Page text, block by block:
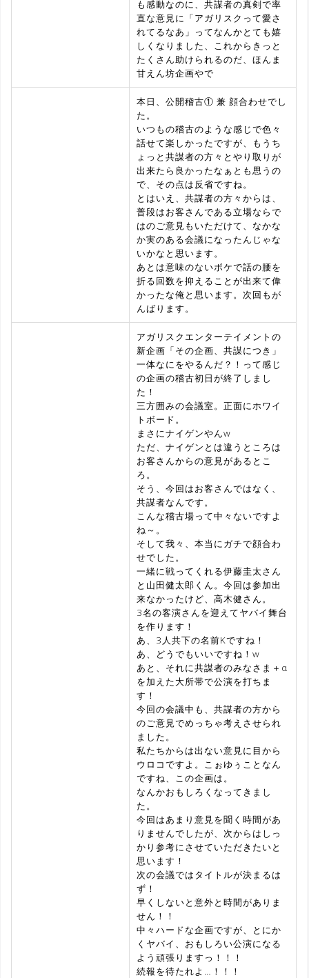
も感動なのに、共謀者の真剣で率
直な意見に「アガリスクって愛さ
れてるなあ」ってなんかとても嬉
しくなりました、これからきっと
たくさん助けられるのだ、ほんま
甘えん坊企画やで
本日、公開稽古① 兼 顔合わせでし
た。
いつもの稽古のような感じで色々
話せて楽しかったですが、もうち
ょっと共謀者の方々とやり取りが
出来たら良かったなぁとも思うの
で、その点は反省ですね。
とはいえ、共謀者の方々からは、
普段はお客さんである立場ならで
はのご意見もいただけて、なかな
か実のある会議になったんじゃな
いかなと思います。
あとは意味のないボケで話の腰を
折る回数を抑えることが出来て偉
かったな俺と思います。次回もが
んばります。
アガリスクエンターテイメントの
新企画「その企画、共謀につき」
一体なにをやるんだ？！って感じ
の企画の稽古初日が終了しまし
た！
三方囲みの会議室。正面にホワイ
トボード。
まさにナイゲンやんw
ただ、ナイゲンとは違うところは
お客さんからの意見があるとこ
ろ。
そう、今回はお客さんではなく、
共謀者なんです。
こんな稽古場って中々ないですよ
ね～。
そして我々、本当にガチで顔合わ
せでした。
一緒に戦ってくれる伊藤圭太さん
と山田健太郎くん。今回は参加出
来なかったけど、高木健さん。
3名の客演さんを迎えてヤバイ舞台
を作ります！
あ、3人共下の名前Kですね！
あ、どうでもいいですね！w
あと、それに共謀者のみなさま＋α
を加えた大所帯で公演を打ちま
す！
今回の会議中も、共謀者の方から
のご意見でめっちゃ考えさせられ
ました。
私たちからは出ない意見に目から
ウロコですよ。こぉゆぅことなん
ですね、この企画は。
なんかおもしろくなってきまし
た。
今回はあまり意見を聞く時間があ
りませんでしたが、次からはしっ
かり参考にさせていただきたいと
思います！
次の会議ではタイトルが決まるは
ず！
早くしないと意外と時間がありま
せん！！
中々ハードな企画ですが、とにか
くヤバイ、おもしろい公演になる
よう頑張りますっ！！！
続報を待たれよ…！！！